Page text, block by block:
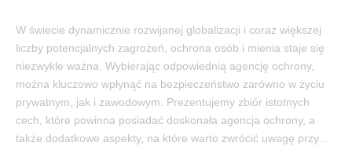
W świecie dynamicznie rozwijanej globalizacji i coraz większej
liczby potencjalnych zagrożeń, ochrona osób i mienia staje się
niezwykle ważna. Wybierając odpowiednią agencję ochrony,
można kluczowo wpłynąć na bezpieczeństwo zarówno w życiu
prywatnym, jak i zawodowym. Prezentujemy zbiór istotnych
cech, które powinna posiadać doskonała agencja ochrony, a
także dodatkowe aspekty, na które warto zwrócić uwagę przy…